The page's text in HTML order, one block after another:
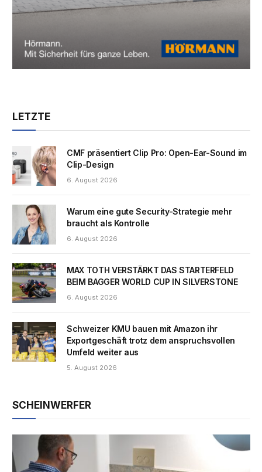
LETZTE
CMF präsentiert Clip Pro: Open-Ear-Sound im
Clip-Design
6. August 2026
Warum eine gute Security-Strategie mehr
braucht als Kontrolle
6. August 2026
MAX TOTH VERSTÄRKT DAS STARTERFELD
BEIM BAGGER WORLD CUP IN SILVERSTONE
6. August 2026
Schweizer KMU bauen mit Amazon ihr
Exportgeschäft trotz dem anspruchsvollen
Umfeld weiter aus
5. August 2026
SCHEINWERFER